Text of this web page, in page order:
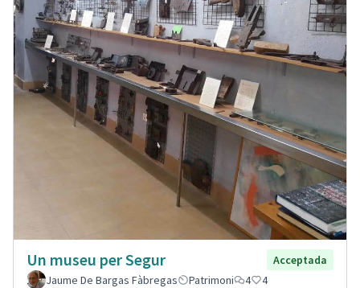
Un museu per Segur
Acceptada
Jaume De Bargas Fàbregas
Patrimoni 4 4